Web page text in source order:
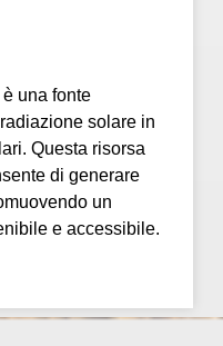
è una fonte
solare in
Questa risorsa
di generare
un
e accessibile.